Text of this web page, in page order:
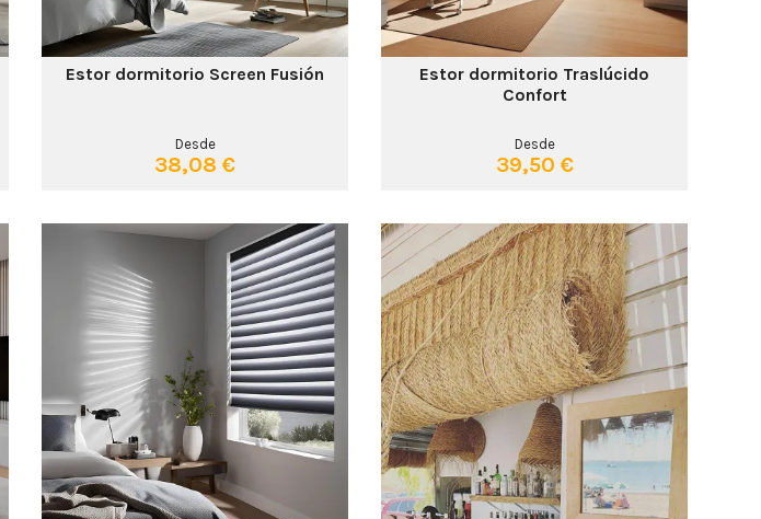
Estor dormitorio Screen Fusión
Desde
38,08 €
Estor dormitorio Traslúcido
Confort
Desde
39,50 €